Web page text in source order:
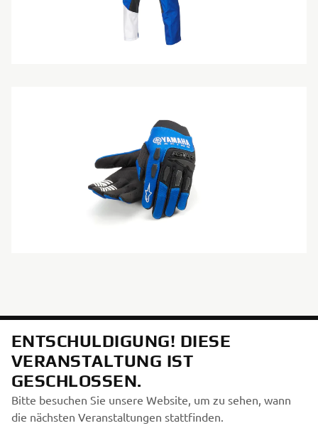
ENTSCHULDIGUNG! DIESE
VERANSTALTUNG IST
GESCHLOSSEN.
Bitte besuchen Sie unsere Website, um zu sehen, wann
die nächsten Veranstaltungen stattfinden.